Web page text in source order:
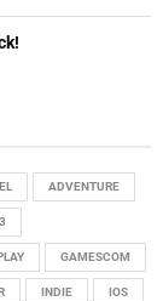
ADVENTURE
GAMESCOM
INDIE IOS